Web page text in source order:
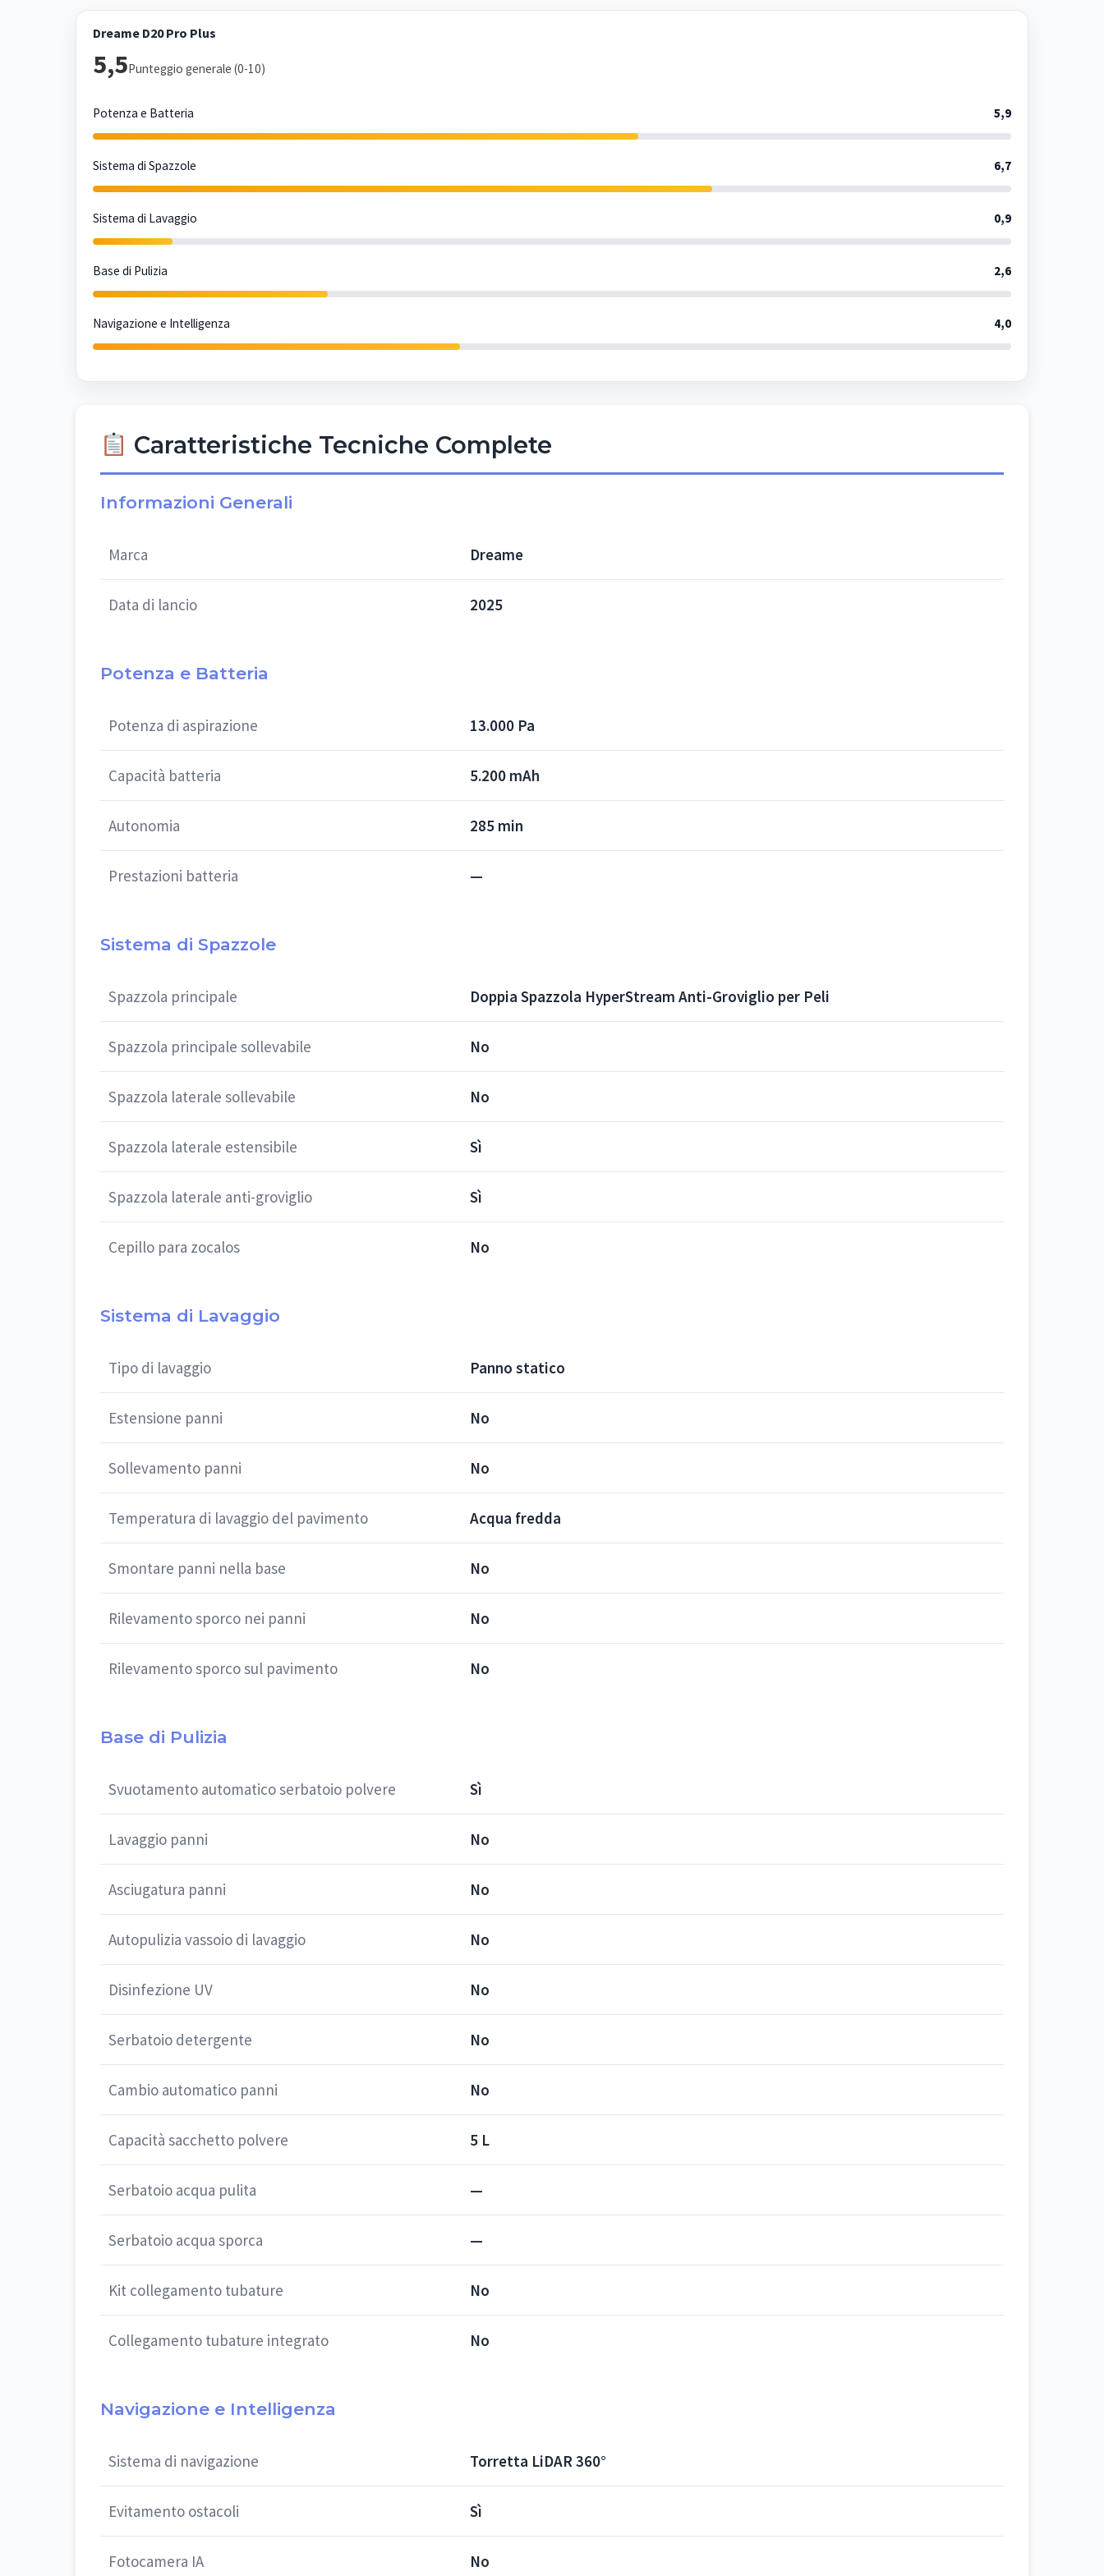
Dreame D20 Pro Plus
5,5Punteggio generale (0-10)
Potenza e Batteria 5,9
Sistema di Spazzole 6,7
Sistema di Lavaggio 0,9
Base di Pulizia 2,6
Navigazione e Intelligenza 4,0
Caratteristiche Tecniche Complete
Informazioni Generali
Marca Dreame
Data di lancio 2025
Potenza e Batteria
Potenza di aspirazione 13.000 Pa
Capacità batteria 5.200 mAh
Autonomia 285 min
Prestazioni batteria —
Sistema di Spazzole
Spazzola principale Doppia Spazzola HyperStream Anti-Groviglio per Peli
Spazzola principale sollevabile No
Spazzola laterale sollevabile No
Spazzola laterale estensibile Sì
Spazzola laterale anti-groviglio Sì
Cepillo para zocalos No
Sistema di Lavaggio
Tipo di lavaggio Panno statico
Estensione panni No
Sollevamento panni No
Temperatura di lavaggio del pavimento Acqua fredda
Smontare panni nella base No
Rilevamento sporco nei panni No
Rilevamento sporco sul pavimento No
Base di Pulizia
Svuotamento automatico serbatoio polvere Sì
Lavaggio panni No
Asciugatura panni No
Autopulizia vassoio di lavaggio No
Disinfezione UV No
Serbatoio detergente No
Cambio automatico panni No
Capacità sacchetto polvere 5 L
Serbatoio acqua pulita —
Serbatoio acqua sporca —
Kit collegamento tubature No
Collegamento tubature integrato No
Navigazione e Intelligenza
Sistema di navigazione Torretta LiDAR 360°
Evitamento ostacoli Sì
Fotocamera IA No